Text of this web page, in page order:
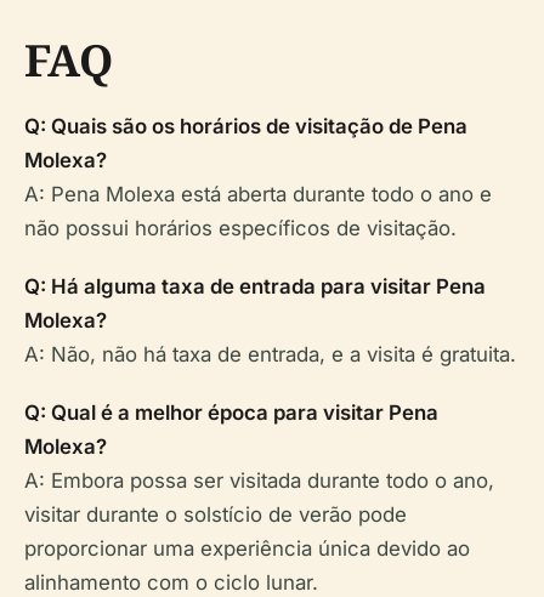
FAQ
Q: Quais são os horários de visitação de Pena
Molexa?
A: Pena Molexa está aberta durante todo o ano e
não possui horários específicos de visitação.
Q: Há alguma taxa de entrada para visitar Pena
Molexa?
A: Não, não há taxa de entrada, e a visita é gratuita.
Q: Qual é a melhor época para visitar Pena
Molexa?
A: Embora possa ser visitada durante todo o ano,
visitar durante o solstício de verão pode
proporcionar uma experiência única devido ao
alinhamento com o ciclo lunar.